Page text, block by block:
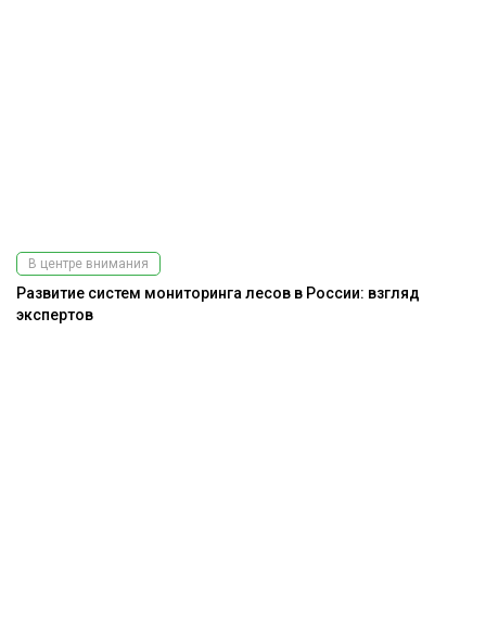
В центре внимания
Развитие систем мониторинга лесов в России: взгляд
экспертов